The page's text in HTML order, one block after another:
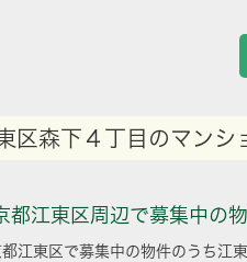
区森下４丁目のマンシ
都江東区周辺で募集中の
江東区で募集中の物件のうち江